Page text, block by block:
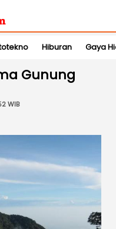
Hiburan Gaya
Gunung
WIB